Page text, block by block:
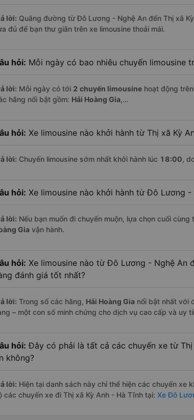
lời: Quãng đường từ Đô Lương - Nghệ An đến Thị xã
đủ để bạn thư giãn trên xe limousine thoải mái.
hỏi: Mỗi ngày có bao nhiêu chuyến limousine
lời: Mỗi ngày có tới 2 chuyến limousine hoạt động
hãng nổi bật gồm: Hải Hoàng Gia,...
hỏi: Xe limousine nào khởi hành từ Thị xã Kỳ
lời: Chuyến limousine sớm nhất khởi hành lúc 18:00,
hỏi: Xe limousine nào khởi hành từ Đô Lương -
lời: Nếu bạn muốn đi chuyến muộn, lựa chọn cuối cùng
Gia vận hành.
hỏi: Xe limousine nào từ Đô Lương - Nghệ An
đánh giá tốt nhất?
lời: Trong số các hãng, Hải Hoàng Gia nổi bật nhất với
– một con số minh chứng cho dịch vụ cao cấp và uy
hỏi: Đây có phải là tất cả các chuyến xe từ
không?
lời: Hiện tại danh sách này chỉ thể hiện các chuyến xe
các chuyến xe đi Thị xã Kỳ Anh - Hà Tĩnh tại: Xe Đô